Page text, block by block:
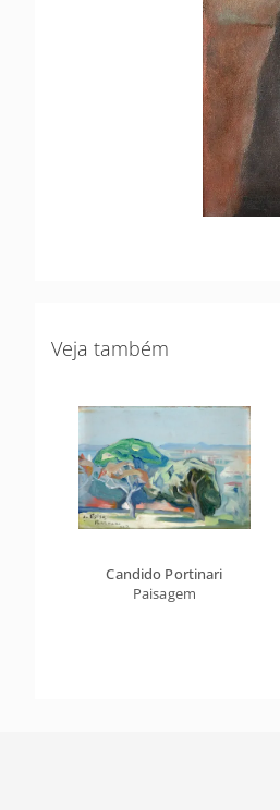
Veja também
Candido Portinari
Paisagem